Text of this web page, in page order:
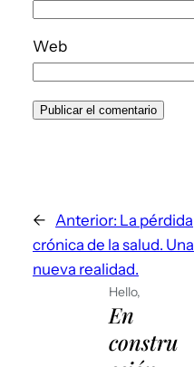
Web
← Anterior: La pérdida
crónica de la salud. Una
nueva realidad.
Hello,
En
constru